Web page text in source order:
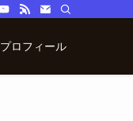
プロフィール